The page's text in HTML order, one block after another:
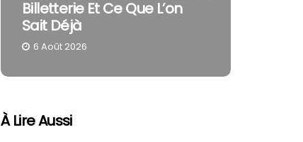
Billetterie Et Ce Que L’on
Sait Déjà
6 Août 2026
À Lire Aussi